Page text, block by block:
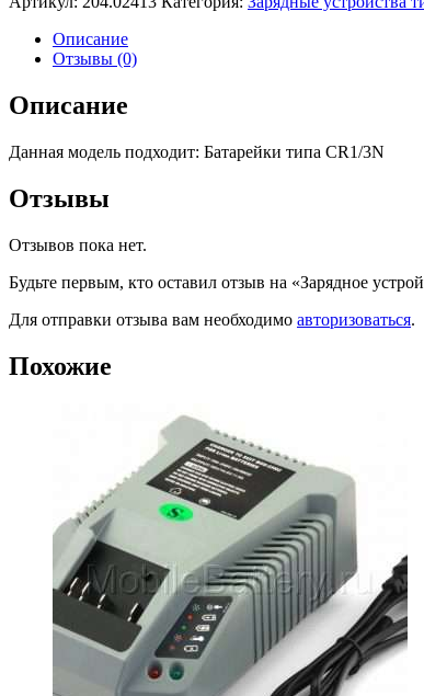
Описание
Отзывы (0)
Описание
Данная модель подходит: Батарейки типа CR1/3N
Отзывы
Отзывов пока нет.
Будьте первым, кто оставил отзыв на «Зарядное
Для отправки отзыва вам необходимо авторизоваться.
Похожие